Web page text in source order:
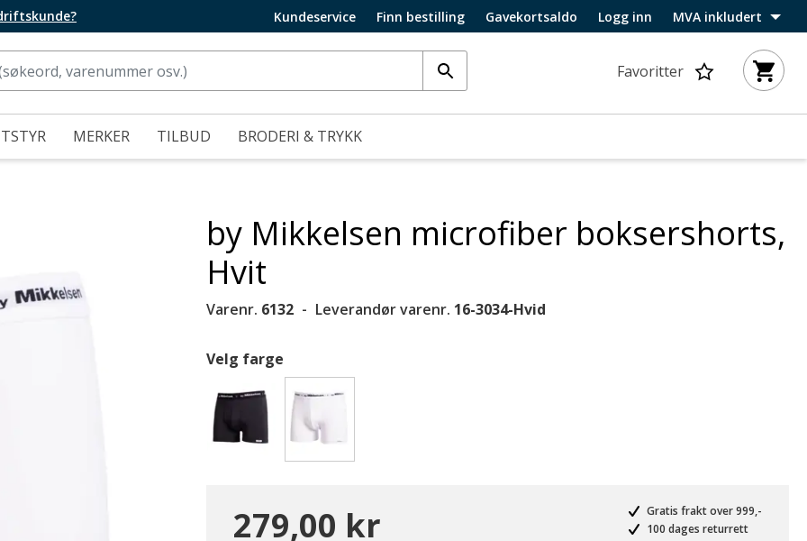
Kundeservice Finn bestilling Gavekortsaldo Logg inn MVA inkludert
Favoritter
MERKER TILBUD BRODERI & TRYKK
by Mikkelsen microfiber boksershorts,
Hvit
Varenr. 6132 Leverandør varenr. 16-3034-Hvid
Velg farge
279,00 kr
Gratis frakt over 999,-
100 dages returrett